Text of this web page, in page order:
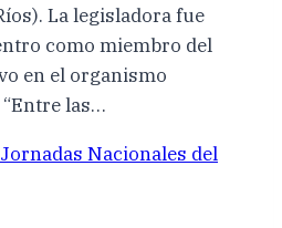
La legisladora fue
como miembro del
en el organismo
las…
Nacionales del